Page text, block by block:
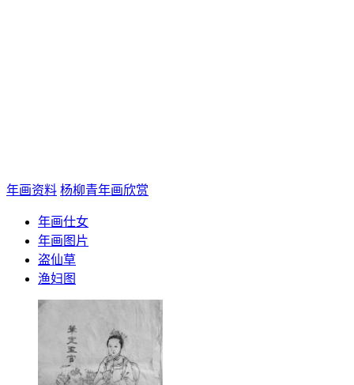
年画资料 杨柳青年画欣赏
年画仕女
年画图片
盗仙草
渔妇图